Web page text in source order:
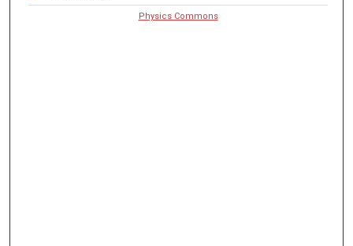
Physics Commons